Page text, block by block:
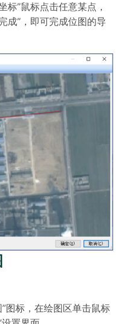
标”鼠标点击任意某点，
成”，即可完成位图的导
图标，在绘图区单击鼠标